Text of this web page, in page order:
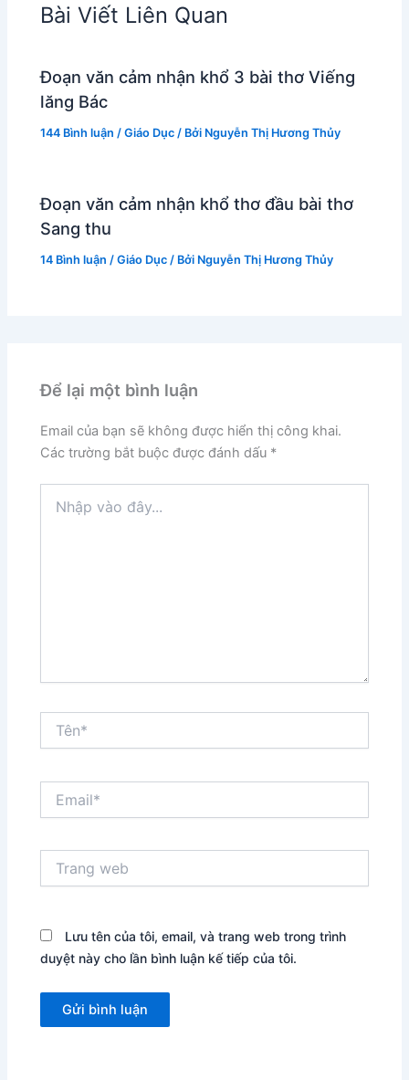
Bài Viết Liên Quan
Đoạn văn cảm nhận khổ 3 bài thơ Viếng
lăng Bác
144 Bình luận /Giáo Dục / Bởi Nguyễn Thị Hương Thủy
Đoạn văn cảm nhận khổ thơ đầu bài thơ
Sang thu
14 Bình luận /Giáo Dục / Bởi Nguyễn Thị Hương Thủy
Để lại một bình luận
Email của bạn sẽ không được hiển thị công khai.
Các trường bắt buộc được đánh dấu *
vào
web
Lưu tên của tôi, email, và trang web trong trình
duyệt này cho lần bình luận kế tiếp của tôi.